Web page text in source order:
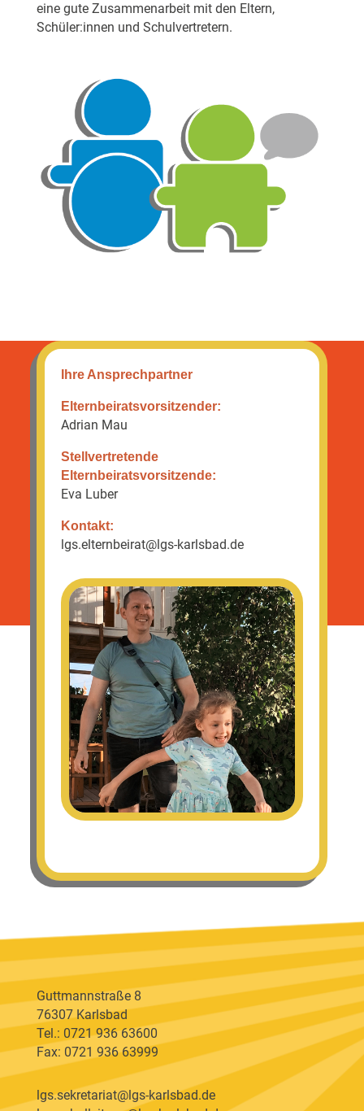
eine gute Zusammenarbeit mit den Eltern,
Schüler:innen und Schulvertretern.
Ihre An­sprech­partner
Eltern­beirats­vorsitzender:
Adrian Mau
Stell­ver­tretende
Eltern­beirats­vorsitzende:
Eva Luber
Kontakt:
lgs.elternbeirat@lgs-karlsbad.de
Guttmannstraße 8
76307 Karlsbad
Tel.: 0721 936 63600
Fax: 0721 936 63999
lgs.sekretariat@lgs-karlsbad.de